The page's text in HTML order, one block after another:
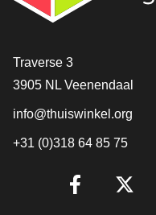
[_General:Contact]
Traverse 3
3905 NL Veenendaal
info@thuiswinkel.org
+31 (0)318 64 85 75